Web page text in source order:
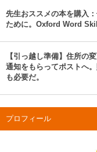
先生おススメの本を購入
ために。Oxford Word
【引っ越し準備】住所の
通知をもらってポストへ
も必要だ。
プロフィール